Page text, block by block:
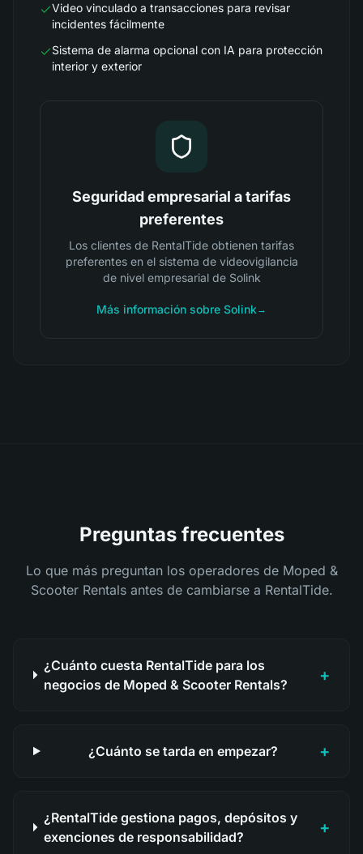
Video vinculado a transacciones para revisar
incidentes fácilmente
Sistema de alarma opcional con IA para protección
interior y exterior
Seguridad empresarial a tarifas
preferentes
Los clientes de RentalTide obtienen tarifas
preferentes en el sistema de videovigilancia
de nivel empresarial de Solink
Más información sobre Solink →
Preguntas frecuentes
Lo que más preguntan los operadores de Moped &
Scooter Rentals antes de cambiarse a RentalTide.
¿Cuánto cuesta RentalTide para los
negocios de Moped & Scooter Rentals?
+
¿Cuánto se tarda en empezar? +
¿RentalTide gestiona pagos, depósitos y
exenciones de responsabilidad?
+